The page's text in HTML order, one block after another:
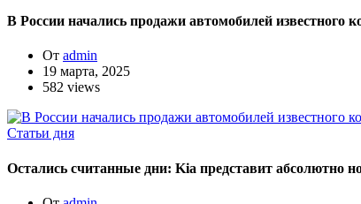
В России начались продажи автомобилей известного
От admin
19 марта, 2025
582 views
Статьи дня
Остались считанные дни: Kia представит абсолютно